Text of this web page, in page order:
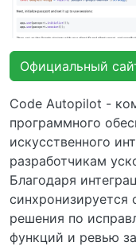
Официальный
Code Autopilot -
программного
искусственного
разработчикам
Благодаря
синхронизируется
решения по
функций и ревью